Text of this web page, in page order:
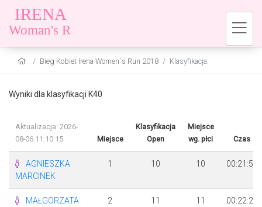
Bieg Kobiet Irena Women`s Run 2018 Klasyfikacja:
Wyniki dla klasyfikacji K40
Aktualizacja: 2026-
08-06 11:10:15
Miejsce
Klasyfikacja
Open
Miejsce
wg. płci
Czas
AGNIESZKA
MARCINEK
1 10 10 00:21:59
MAŁGORZATA
2 11 11 00:22:22